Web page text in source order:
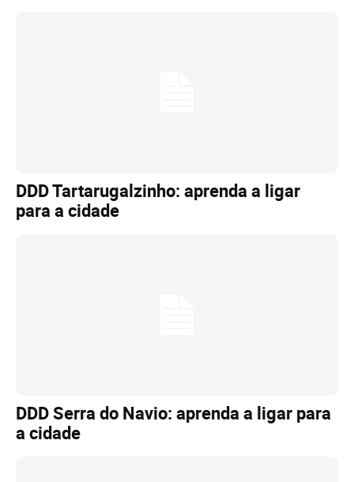
DDD Tartarugalzinho: aprenda a ligar
para a cidade
DDD Serra do Navio: aprenda a ligar para
a cidade